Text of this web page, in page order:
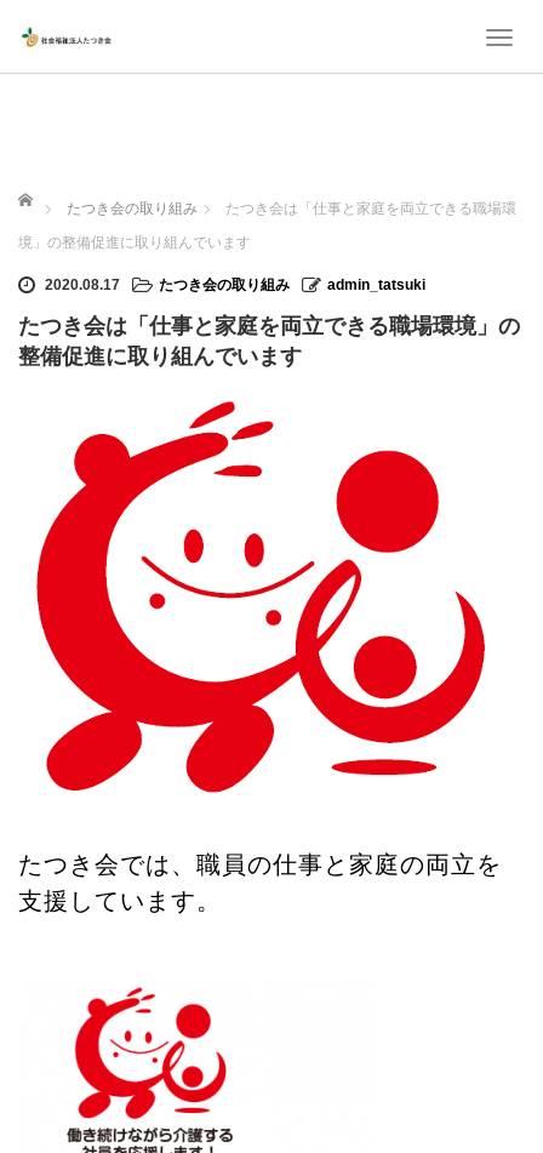
T
o
e
v
ホーム
たつき会の取り組み
たつき会は「仕事と家庭を両立できる職場環
境」の整備促進に取り組んでいます
2020.08.17 たつき会の取り組み admin_tatsuki
たつき会は「仕事と家庭を両立できる職場環境」の
整備促進に取り組んでいます
たつき会では、職員の仕事と家庭の両立を
支援しています。